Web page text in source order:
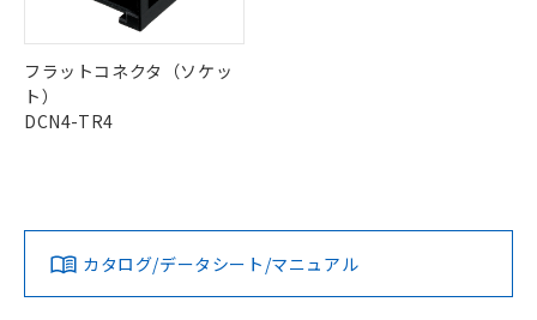
フラットコネクタ（ソケッ
ト）
DCN4-TR4
カタログ/データシート/マニュアル
あります。
お客様が当ウェブサイト上で当社にご
登録された部品リストについて、当社
指します。
※3 非含有証明書ダウンロード
下記の非含有証明書をダウンロードするこ
とができます。
※本証明書は発行日時点で非含有を証明す
るもので、過去に遡って非含有を証明する
「－」：未確認です。当社販売部門へお問
い合わせください。